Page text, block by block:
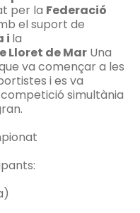
per la Federació
el suport de
i la
Lloret de Mar Una
va començar a les
i es va
simultània